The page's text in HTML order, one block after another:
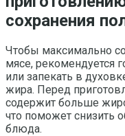
сохранения
Чтобы максимально
мясе, рекомендуется
или запекать в
жира. Перед
содержит больше
что поможет снизить
блюда.